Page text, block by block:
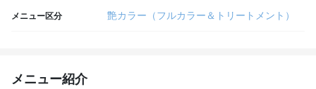
メニュー区分 艶カラー（フルカラー＆トリートメント）
メニュー紹介